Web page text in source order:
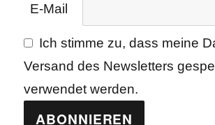
E-Mail
Ich stimme zu, dass meine
Versand des Newsletters
verwendet werden.